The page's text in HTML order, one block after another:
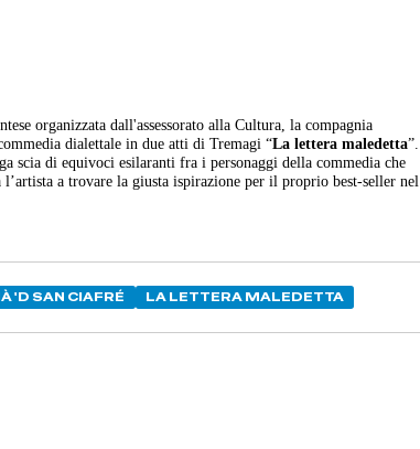
organizzata dall'assessorato alla Cultura, la compagnia
dialettale in due atti di Tremagi “La lettera maledetta”.
scia di equivoci esilaranti fra i personaggi della commedia che
a trovare la giusta ispirazione per il proprio best-seller nel
'D SAN CIAFRÉ LA LETTERA MALEDETTA